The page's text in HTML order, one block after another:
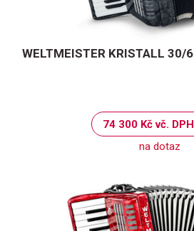
WELTMEISTER KRISTALL
74 300 Kč vč. DPH
na dotaz